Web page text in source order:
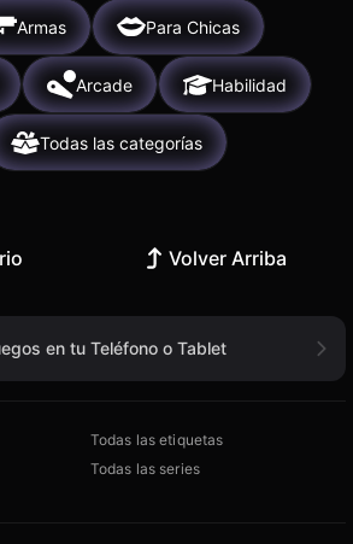
Armas Para Chicas
Arcade Habilidad
Todas las categorías
Volver Arriba
en tu Teléfono o Tablet
Todas las etiquetas
Todas las series